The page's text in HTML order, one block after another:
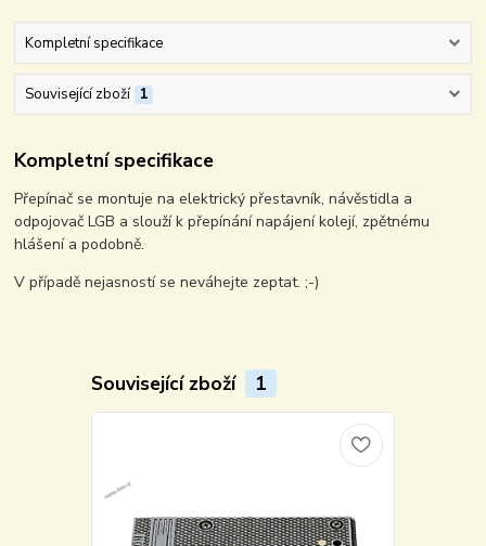
Kompletní specifikace
Související zboží 1
Kompletní specifikace
Přepínač se montuje na elektrický přestavník, návěstidla a
odpojovač LGB a slouží k přepínání napájení kolejí, zpětnému
hlášení a podobně.
V případě nejasností se neváhejte zeptat. ;-)
Související zboží 1